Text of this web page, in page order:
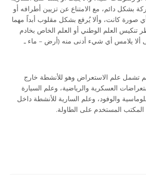
بشكل دائم، مع الامتناع عن تزيين أطرافه أو
صورة كانت، وألا يُرفع بشكل مقلوب أبداً مهما
تنكيس العلم الوطني أو العلم الخاص بخادم
ألا يلامس أي شيء أدنى منه (أرض – ماء ـ
تشمل علم الاستعراض وهو للأنشطة خارج
العسكرية والرياضية، وعلم السيارة
والوفود، وعلم السارية للأنشطة داخل
المكتب المستخدم على الطاولة.